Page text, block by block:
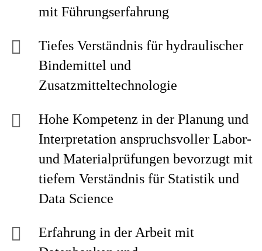
mit Führungserfahrung
Tiefes Verständnis für hydraulischer
Bindemittel und
Zusatzmitteltechnologie
Hohe Kompetenz in der Planung und
Interpretation anspruchsvoller Labor-
und Materialprüfungen bevorzugt mit
tiefem Verständnis für Statistik und
Data Science
Erfahrung in der Arbeit mit